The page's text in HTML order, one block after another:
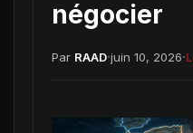
négocier
Par RAAD·juin 10, 2026·